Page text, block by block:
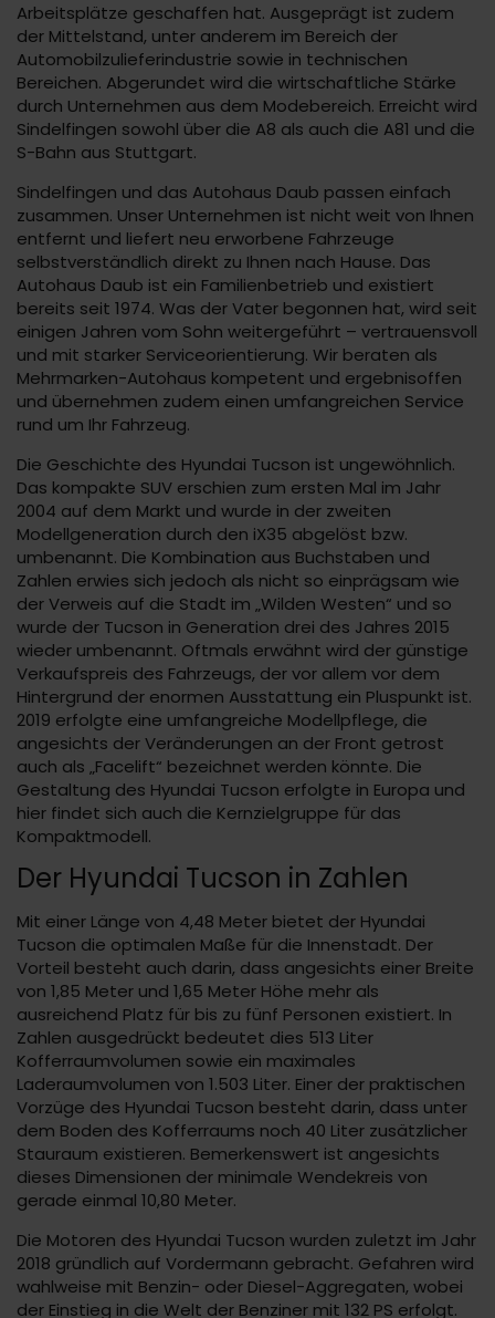
Arbeitsplätze geschaffen hat. Ausgeprägt ist zudem
der Mittelstand, unter anderem im Bereich der
Automobilzulieferindustrie sowie in technischen
Bereichen. Abgerundet wird die wirtschaftliche Stärke
durch Unternehmen aus dem Modebereich. Erreicht wird
Sindelfingen sowohl über die A8 als auch die A81 und die
S-Bahn aus Stuttgart.
Sindelfingen und das Autohaus Daub passen einfach
zusammen. Unser Unternehmen ist nicht weit von Ihnen
entfernt und liefert neu erworbene Fahrzeuge
selbstverständlich direkt zu Ihnen nach Hause. Das
Autohaus Daub ist ein Familienbetrieb und existiert
bereits seit 1974. Was der Vater begonnen hat, wird seit
einigen Jahren vom Sohn weitergeführt – vertrauensvoll
und mit starker Serviceorientierung. Wir beraten als
Mehrmarken-Autohaus kompetent und ergebnisoffen
und übernehmen zudem einen umfangreichen Service
rund um Ihr Fahrzeug.
Die Geschichte des Hyundai Tucson ist ungewöhnlich.
Das kompakte SUV erschien zum ersten Mal im Jahr
2004 auf dem Markt und wurde in der zweiten
Modellgeneration durch den iX35 abgelöst bzw.
umbenannt. Die Kombination aus Buchstaben und
Zahlen erwies sich jedoch als nicht so einprägsam wie
der Verweis auf die Stadt im „Wilden Westen“ und so
wurde der Tucson in Generation drei des Jahres 2015
wieder umbenannt. Oftmals erwähnt wird der günstige
Verkaufspreis des Fahrzeugs, der vor allem vor dem
Hintergrund der enormen Ausstattung ein Pluspunkt ist.
2019 erfolgte eine umfangreiche Modellpflege, die
angesichts der Veränderungen an der Front getrost
auch als „Facelift“ bezeichnet werden könnte. Die
Gestaltung des Hyundai Tucson erfolgte in Europa und
hier findet sich auch die Kernzielgruppe für das
Kompaktmodell.
Der Hyundai Tucson in Zahlen
Mit einer Länge von 4,48 Meter bietet der Hyundai
Tucson die optimalen Maße für die Innenstadt. Der
Vorteil besteht auch darin, dass angesichts einer Breite
von 1,85 Meter und 1,65 Meter Höhe mehr als
ausreichend Platz für bis zu fünf Personen existiert. In
Zahlen ausgedrückt bedeutet dies 513 Liter
Kofferraumvolumen sowie ein maximales
Laderaumvolumen von 1.503 Liter. Einer der praktischen
Vorzüge des Hyundai Tucson besteht darin, dass unter
dem Boden des Kofferraums noch 40 Liter zusätzlicher
Stauraum existieren. Bemerkenswert ist angesichts
dieses Dimensionen der minimale Wendekreis von
gerade einmal 10,80 Meter.
Die Motoren des Hyundai Tucson wurden zuletzt im Jahr
2018 gründlich auf Vordermann gebracht. Gefahren wird
wahlweise mit Benzin- oder Diesel-Aggregaten, wobei
der Einstieg in die Welt der Benziner mit 132 PS erfolgt.